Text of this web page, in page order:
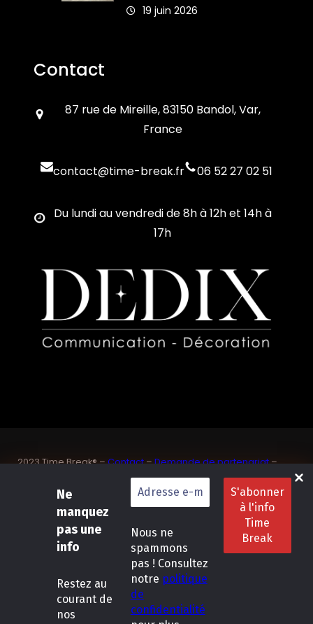
Ne
manquez
pas une
info
Restez au
courant de
nos
Nous ne
spammons
pas ! Consultez
notre politique
de
confidentialité
19 juin 2026
Contact
87 rue de Mireille, 83150 Bandol, Var,
France
contact@time-break.fr 06 52 27 02 51
Du lundi au vendredi de 8h à 12h et 14h à
17h
2023 Time Break® –Contact–Demande de partenariat–
Sponsoriser un joueur de padel français
SASU Dedix Communication – 87 rue de Mireille – 83 150
Bandol – Var
Conditions
générales de location
Follow Us :LinkedInInstagram